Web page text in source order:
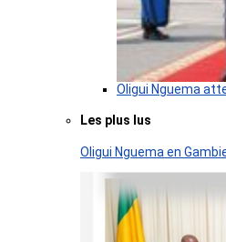
Oligui Nguema
Les plus lus
Oligui Nguema en